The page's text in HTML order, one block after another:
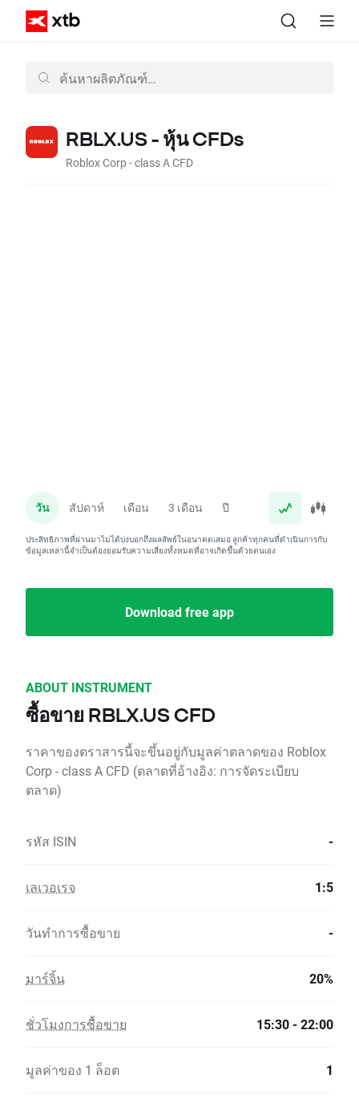
RBLX.US - หุ้น CFDs
Roblox Corp - class A CFD
วัน สัปดาห์ เดือน 3 เดือน ปี
ประสิทธิภาพที่ผ่านมาไม่ได้บ่งบอกถึงผลลัพธ์ในอนาคตเสมอ ลูกค้าทุกคนที่ดำเนินการกับ
ข้อมูลเหล่านี้จำเป็นต้องยอมรับความเสี่ยงทั้งหมดที่อาจเกิดขึ้นด้วยตนเอง
Download free app
ABOUT INSTRUMENT
ซื้อขาย RBLX.US CFD
ราคาของตราสารนี้จะขึ้นอยู่กับมูลค่าตลาดของ Roblox
Corp - class A CFD (ตลาดที่อ้างอิง: การจัดระเบียบ
ตลาด)
รหัส ISIN -
เลเวอเรจ 1:5
วันทำการซื้อขาย -
มาร์จิ้น 20%
ชั่วโมงการซื้อขาย 15:30 - 22:00
มูลค่าของ 1 ล็อต 1